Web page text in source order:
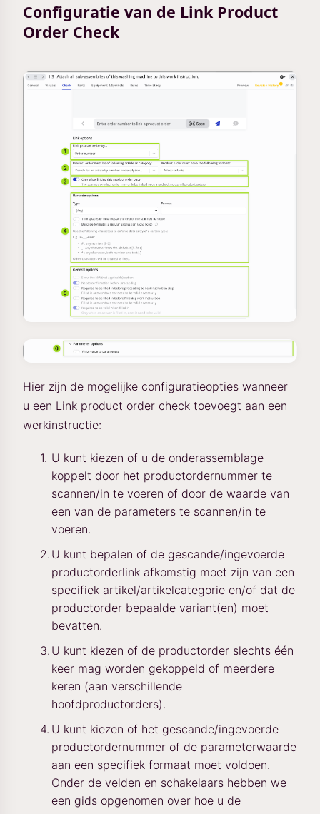
Configuratie van de Link Product
Order Check
Hier zijn de mogelijke configuratieopties wanneer
u een Link product order check toevoegt aan een
werkinstructie:
U kunt kiezen of u de onderassemblage
koppelt door het productordernummer te
scannen/in te voeren of door de waarde van
een van de parameters te scannen/in te
voeren.
U kunt bepalen of de gescande/ingevoerde
productorderlink afkomstig moet zijn van een
specifiek artikel/artikelcategorie en/of dat de
productorder bepaalde variant(en) moet
bevatten.
U kunt kiezen of de productorder slechts één
keer mag worden gekoppeld of meerdere
keren (aan verschillende
hoofdproductorders).
U kunt kiezen of het gescande/ingevoerde
productordernummer of de parameterwaarde
aan een specifiek formaat moet voldoen.
Onder de velden en schakelaars hebben we
een gids opgenomen over hoe u de